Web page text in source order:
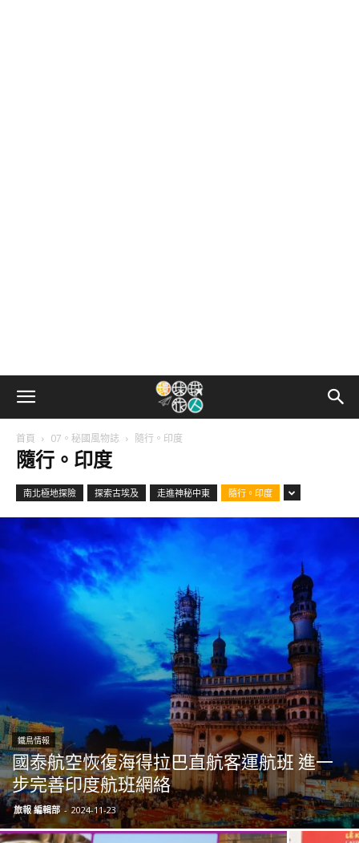
首頁 07。秘國風物誌 隨行。印度
隨行。印度
南北極地探險 探索古埃及 走進神秘中東 隨行。印度
鐵鳥情報
國泰航空恢復海得拉巴直航客運航班 進一
步完善印度航班網絡
旅報 編輯部 - 2024-11-23